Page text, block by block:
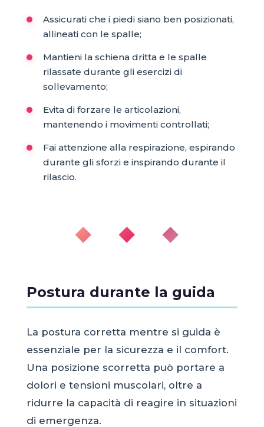
Assicurati che i piedi siano ben posizionati,
allineati con le spalle;
Mantieni la schiena dritta e le spalle
rilassate durante gli esercizi di
sollevamento;
Evita di forzare le articolazioni,
mantenendo i movimenti controllati;
Fai attenzione alla respirazione, espirando
durante gli sforzi e inspirando durante il
rilascio.
◆ ◆ ◆
Postura durante la guida
La postura corretta mentre si guida è
essenziale per la sicurezza e il comfort.
Una posizione scorretta può portare a
dolori e tensioni muscolari, oltre a
ridurre la capacità di reagire in situazioni
di emergenza.